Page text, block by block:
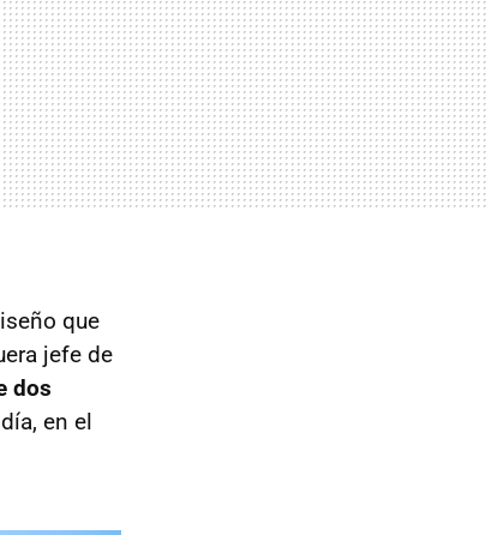
que
jefe de
dos
en el